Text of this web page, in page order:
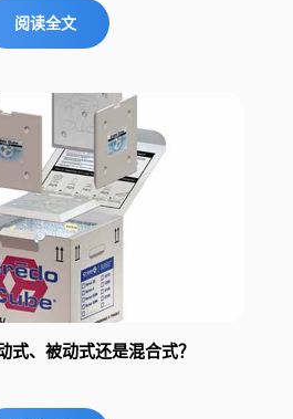
阅读全文
式、被动式还是混合式？